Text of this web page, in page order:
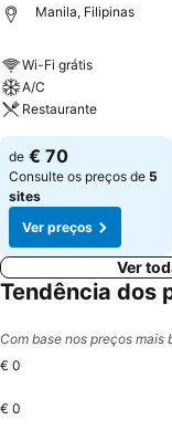
Manila, Filipinas
Wi-Fi grátis
A/C
Restaurante
de € 70
Consulte os preços de 5
sites
Ver preços
Ver
Tendência dos
Com base nos preços
€ 0
€ 0